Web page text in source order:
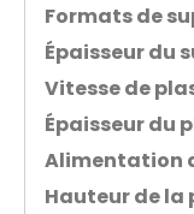
Formats de
Épaisseur du
Vitesse de
Épaisseur du
Alimentation
Hauteur de la